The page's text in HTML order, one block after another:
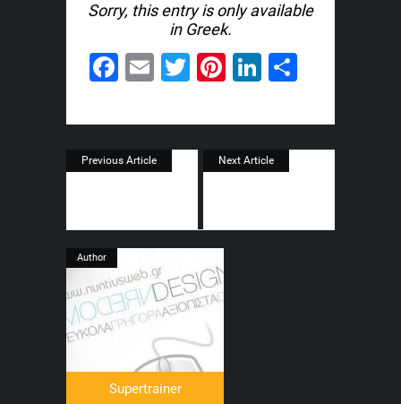
Sorry, this entry is only available
in Greek.
Facebook
EmailTwitter
Pinterest
LinkedIn
Previous Article Next Article
Author
Supertrainer